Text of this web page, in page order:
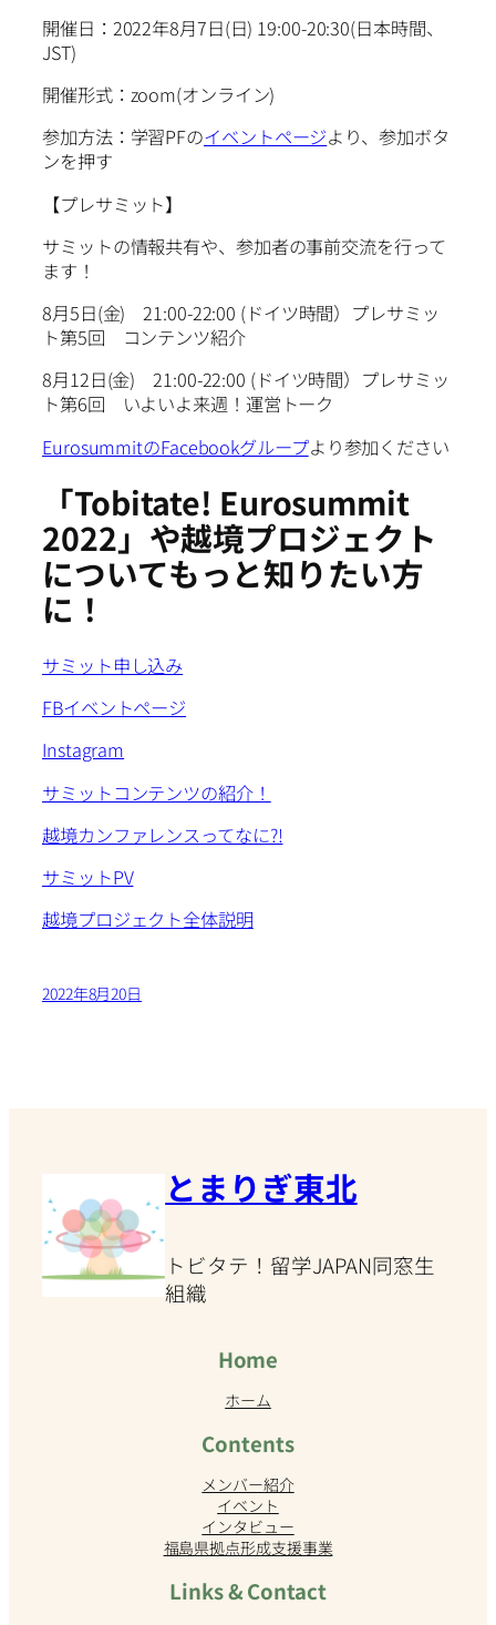
開催日：2022年8月7日(日) 19:00-20:30(日本時間、
JST)
開催形式：zoom(オンライン)
参加方法：学習PFのイベントページより、参加ボタ
ンを押す
【プレサミット】
サミットの情報共有や、参加者の事前交流を行って
ます！
8月5日(金) 21:00-22:00 (ドイツ時間）プレサミッ
ト第5回 コンテンツ紹介
8月12日(金) 21:00-22:00 (ドイツ時間）プレサミッ
ト第6回 いよいよ来週！運営トーク
EurosummitのFacebookグループより参加ください
「Tobitate! Eurosummit
2022」や越境プロジェクト
についてもっと知りたい方
に！
サミット申し込み
FBイベントページ
Instagram
サミットコンテンツの紹介！
越境カンファレンスってなに?!
サミットPV
越境プロジェクト全体説明
2022年8月20日
とまりぎ東北
トビタテ！留学JAPAN同窓生
組織
Home
ホーム
Contents
メンバー紹介
イベント
インタビュー
福島県拠点形成支援事業
Links & Contact